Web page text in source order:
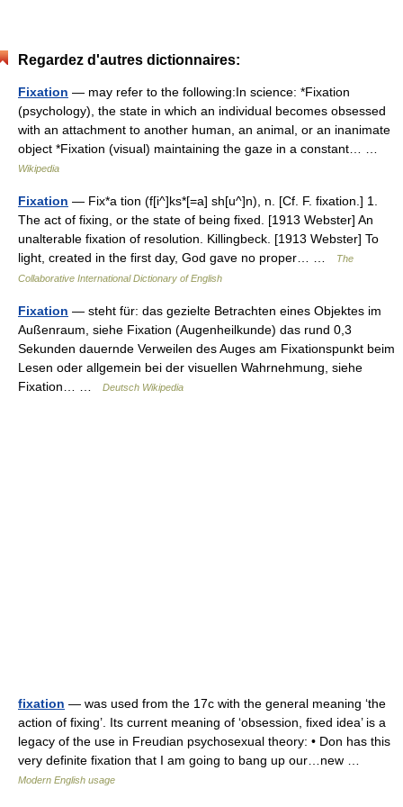
Regardez d'autres dictionnaires:
Fixation — may refer to the following:In science: *Fixation
(psychology), the state in which an individual becomes obsessed
with an attachment to another human, an animal, or an inanimate
object *Fixation (visual) maintaining the gaze in a constant… …
Wikipedia
Fixation — Fix*a tion (f[i^]ks*[=a] sh[u^]n), n. [Cf. F. fixation.] 1.
The act of fixing, or the state of being fixed. [1913 Webster] An
unalterable fixation of resolution. Killingbeck. [1913 Webster] To
light, created in the first day, God gave no proper… …
The
Collaborative International Dictionary of English
Fixation — steht für: das gezielte Betrachten eines Objektes im
Außenraum, siehe Fixation (Augenheilkunde) das rund 0,3
Sekunden dauernde Verweilen des Auges am Fixationspunkt beim
Lesen oder allgemein bei der visuellen Wahrnehmung, siehe
Fixation… …
Deutsch Wikipedia
fixation — was used from the 17c with the general meaning ‘the
action of fixing’. Its current meaning of ‘obsession, fixed idea’ is a
legacy of the use in Freudian psychosexual theory: • Don has this
very definite fixation that I am going to bang up our…new …
Modern English usage